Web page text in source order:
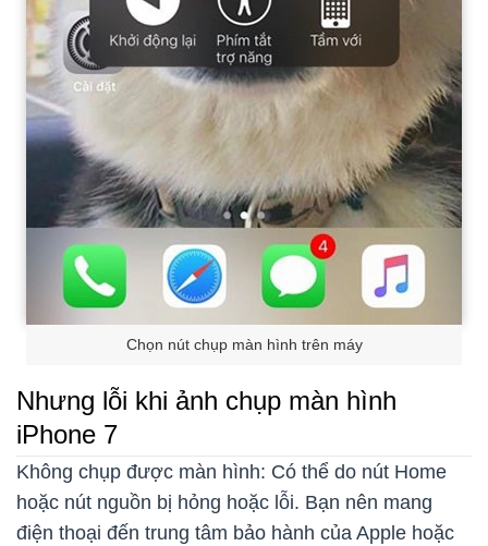
Chọn nút chụp màn hình trên máy
Nhưng lỗi khi ảnh chụp màn hình
iPhone 7
Không chụp được màn hình: Có thể do nút Home
hoặc nút nguồn bị hỏng hoặc lỗi. Bạn nên mang
điện thoại đến trung tâm bảo hành của Apple hoặc